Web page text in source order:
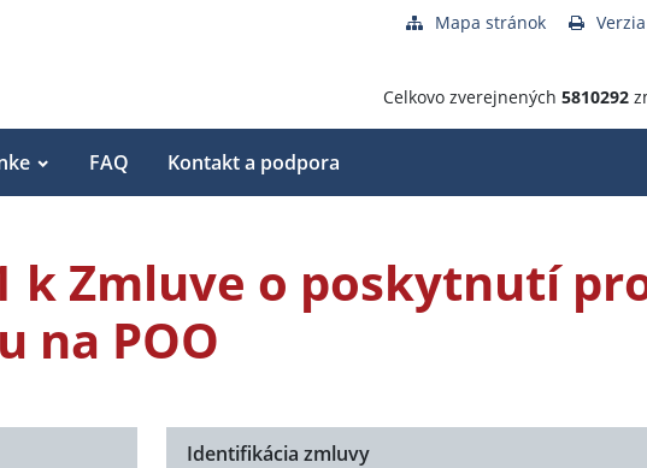
Mapa stránok
Celkovo zverejnených 5810292
FAQ Kontakt a podpora
k Zmluve o poskytnutí
na POO
Identifikácia zmluvy